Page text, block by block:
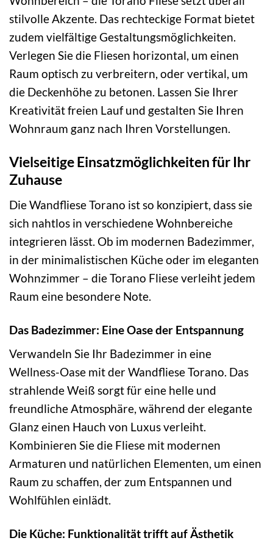
stilvolle Akzente. Das rechteckige Format bietet
zudem vielfältige Gestaltungsmöglichkeiten.
Verlegen Sie die Fliesen horizontal, um einen
Raum optisch zu verbreitern, oder vertikal, um
die Deckenhöhe zu betonen. Lassen Sie Ihrer
Kreativität freien Lauf und gestalten Sie Ihren
Wohnraum ganz nach Ihren Vorstellungen.
Vielseitige Einsatzmöglichkeiten für Ihr
Zuhause
Die Wandfliese Torano ist so konzipiert, dass sie
sich nahtlos in verschiedene Wohnbereiche
integrieren lässt. Ob im modernen Badezimmer,
in der minimalistischen Küche oder im eleganten
Wohnzimmer – die Torano Fliese verleiht jedem
Raum eine besondere Note.
Das Badezimmer: Eine Oase der Entspannung
Verwandeln Sie Ihr Badezimmer in eine
Wellness-Oase mit der Wandfliese Torano. Das
strahlende Weiß sorgt für eine helle und
freundliche Atmosphäre, während der elegante
Glanz einen Hauch von Luxus verleiht.
Kombinieren Sie die Fliese mit modernen
Armaturen und natürlichen Elementen, um einen
Raum zu schaffen, der zum Entspannen und
Wohlfühlen einlädt.
Die Küche: Funktionalität trifft auf Ästhetik